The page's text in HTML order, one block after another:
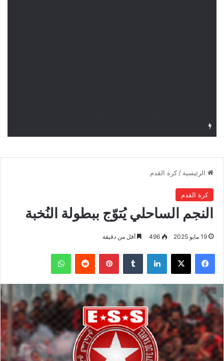
الرئيسية / كرة القدم
كرة القدم
النجم الساحلي يُتوّج ببطولة النُخبة
19 مايو 2025 496 أقل من دقيقة
فيسبوك ‫X لينكدإن بينتيريست واتساب